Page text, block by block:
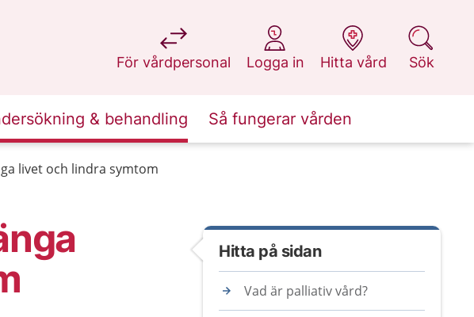
För vårdpersonal
på 1177.se
Logga in
på 1177.se
Hitta vård
på 1177.se
Sök
på 1177.se
& behandling Så fungerar vården
livet och lindra symtom
Hitta på sidan
Vad är palliativ vård?